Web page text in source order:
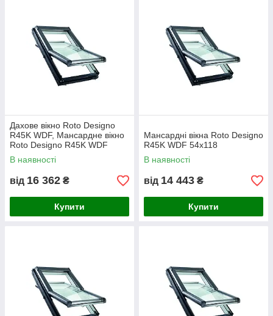
Дахове вікно Roto Designo
R45K WDF, Мансардне вікно
Roto Designo R45K WDF
54x98
В наявності
від 16 362 ₴
Купити
Мансардні вікна Roto Designo
R45K WDF 54x118
В наявності
від 14 443 ₴
Купити